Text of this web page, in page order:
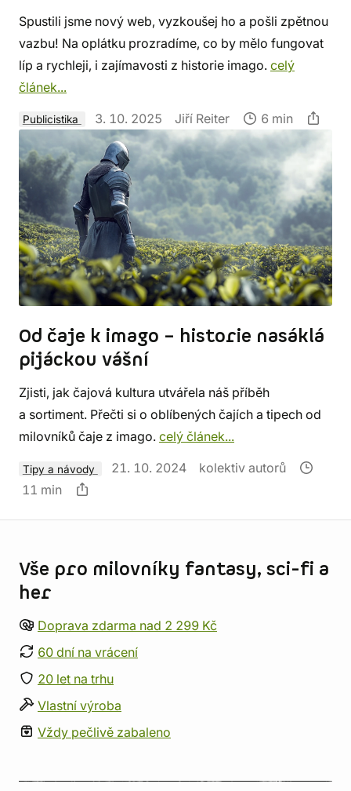
Spustili jsme nový web, vyzkoušej ho a pošli zpětnou
vazbu! Na oplátku prozradíme, co by mělo fungovat
líp a rychleji, i zajímavosti z historie imago. celý
článek...
Publicistika 3. 10. 2025 Jiří Reiter 6 min
Od čaje k imago – historie nasáklá
pijáckou vášní
Zjisti, jak čajová kultura utvářela náš příběh
a sortiment. Přečti si o oblíbených čajích a tipech od
milovníků čaje z imago. celý článek...
Tipy a návody 21. 10. 2024
kolektiv autorů
11 min
Vše pro milovníky fantasy, sci-fi a
her
Doprava zdarma nad 2 299 Kč
60 dní na vrácení
20 let na trhu
Vlastní výroba
Vždy pečlivě zabaleno